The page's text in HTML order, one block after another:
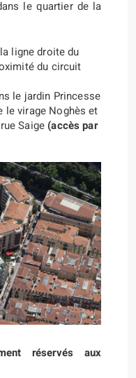
le quartier de la
ligne droite du
du circuit
le jardin Princesse
le virage Noghès et
Saige (accès par
réservés aux